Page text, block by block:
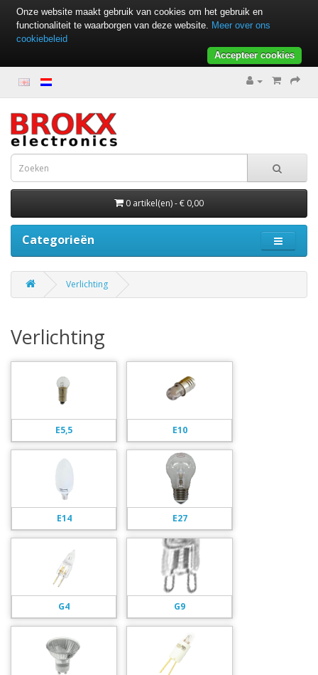
0 artikel(en) - € 0,00
Categorieën
Verlichting
Verlichting
E5,5 E10
E14 E27
G4 G9
Onze website maakt gebruik van cookies om het gebruik en
functionaliteit te waarborgen van deze website. Meer over ons
cookiebeleid
Accepteer cookies